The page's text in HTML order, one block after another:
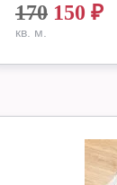
170 150 ₽
кв. м.